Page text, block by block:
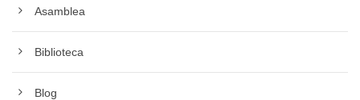
Asamblea
Biblioteca
Blog